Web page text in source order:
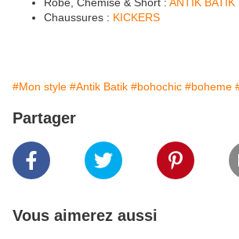
Chaussures : KICKERS
#Mon style #Antik Batik #bohochic #boheme
Partager
Vous aimerez aussi